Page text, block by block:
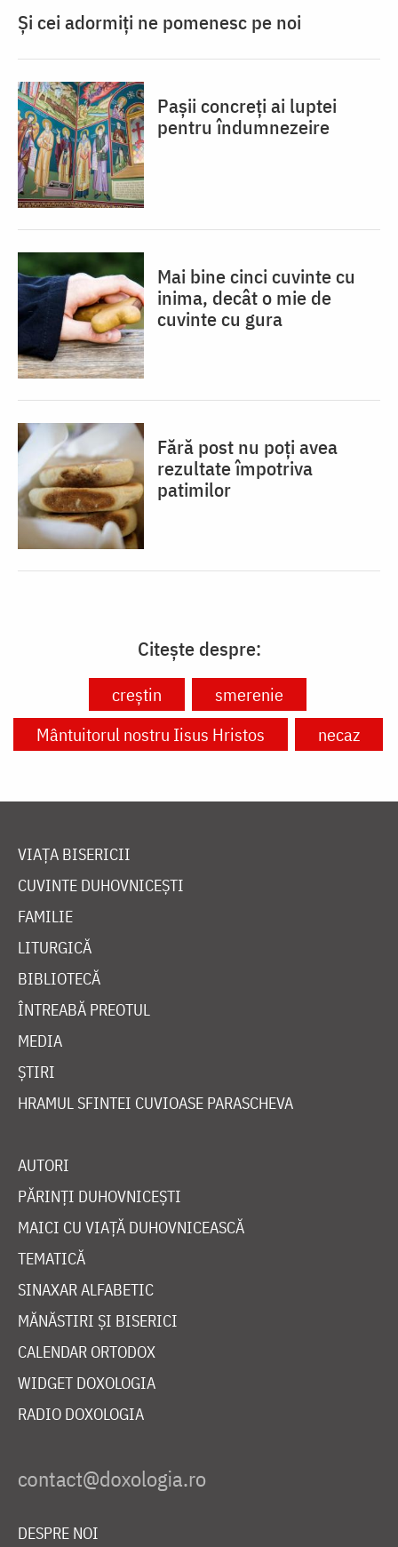
Și cei adormiți ne pomenesc pe noi
Pașii concreți ai luptei
pentru îndumnezeire
Mai bine cinci cuvinte cu
inima, decât o mie de
cuvinte cu gura
Fără post nu poți avea
rezultate împotriva
patimilor
Citește despre:
creștin
smerenie
Mântuitorul nostru Iisus Hristos
necaz
VIAȚA BISERICII
CUVINTE DUHOVNICEȘTI
FAMILIE
LITURGICĂ
BIBLIOTECĂ
ÎNTREABĂ PREOTUL
MEDIA
ȘTIRI
HRAMUL SFINTEI CUVIOASE PARASCHEVA
AUTORI
PĂRINȚI DUHOVNICEȘTI
MAICI CU VIAȚĂ DUHOVNICEASCĂ
TEMATICĂ
SINAXAR ALFABETIC
MĂNĂSTIRI ȘI BISERICI
CALENDAR ORTODOX
WIDGET DOXOLOGIA
RADIO DOXOLOGIA
DESPRE NOI